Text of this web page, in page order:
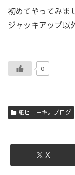
初めてやってみま
ジャッキアップ以
0
紙ヒコーキ。ブログ
X